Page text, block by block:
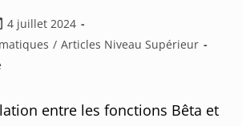
4 juillet 2024
/ Articles Niveau Supérieur
entre les fonctions Bêta et